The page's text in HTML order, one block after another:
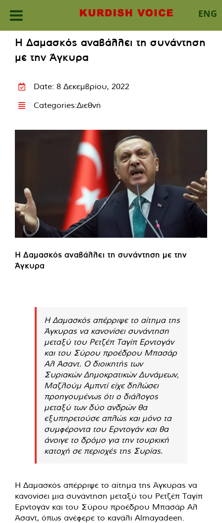
ENG
content
Η Δαμασκός αναβάλλει τη συνάντηση
με την Άγκυρα
Date: 8 Δεκεμβρίου, 2022
Categories:Διεθνή
Η Δαμασκός αναβάλλει τη συνάντηση με την
Άγκυρα
Η Δαμασκός απέρριψε το αίτημα της
Άγκυρας να κανονίσει συνάντηση
μεταξύ του Ρετζέπ Ταγίπ Ερντογάν
και του Σύρου προέδρου Μπασάρ
Αλ Άσαντ. Ο διοικητής των
Συριακών Δημοκρατικών Δυνάμεων,
Μαζλούμ Αμπντί είχε δηλώσει
προηγουμένως ότι ο διάλογος
μεταξύ των δύο ανδρών θα
εξυπηρετούσε απλώς και μόνο τα
συμφέροντα του Ερντογάν και θα
άνοιγε το δρόμο για την τουρκική
κατοχή σε περιοχές της Συρίας.
Η Δαμασκός απέρριψε το αίτημα της Άγκυρας να
κανονίσει μια συνάντηση μεταξύ του Ρετζέπ Ταγίπ
Ερντογάν και του Σύρου προέδρου Μπασάρ Αλ
Άσαντ, όπως ανέφερε το κανάλι Almayadeen.